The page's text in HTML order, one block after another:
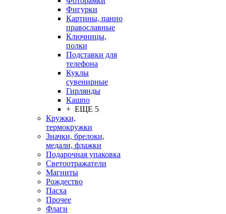
Фигурки
Картины, панно
православные
Ключницы,
полки
Подставки для
телефона
Куклы
сувенирные
Гирлянды
Кашпо
+ ЕЩЕ 5
Кружки,
термокружки
Значки, брелоки,
медали, флажки
Подарочная упаковка
Светоотражатели
Магниты
Рождество
Пасха
Прочее
Флаги